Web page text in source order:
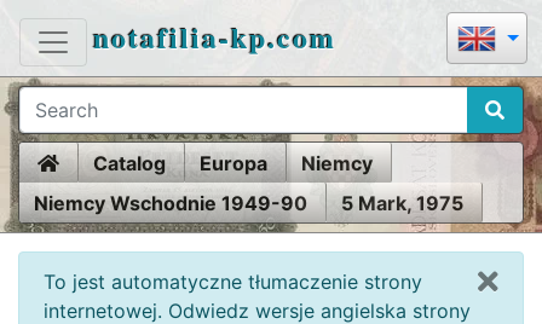
notafilia-kp.com
HomeCatalog Europa
Niemcy
Niemcy Wschodnie 1949-90
5 Mark, 1975
To jest automatyczne tłumaczenie strony
internetowej. Odwiedz wersje angielska strony